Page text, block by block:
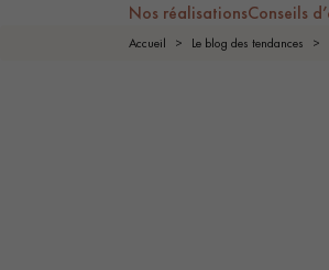
Nos réalisationsConseils
Accueil Le blog des tendances